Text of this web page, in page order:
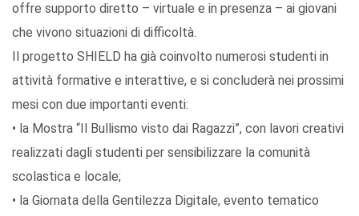
offre supporto diretto – virtuale e in presenza – ai giovani
che vivono situazioni di difficoltà.
Il progetto SHIELD ha già coinvolto numerosi studenti in
attività formative e interattive, e si concluderà nei prossimi
mesi con due importanti eventi:
• la Mostra “Il Bullismo visto dai Ragazzi”, con lavori creativi
realizzati dagli studenti per sensibilizzare la comunità
scolastica e locale;
• la Giornata della Gentilezza Digitale, evento tematico